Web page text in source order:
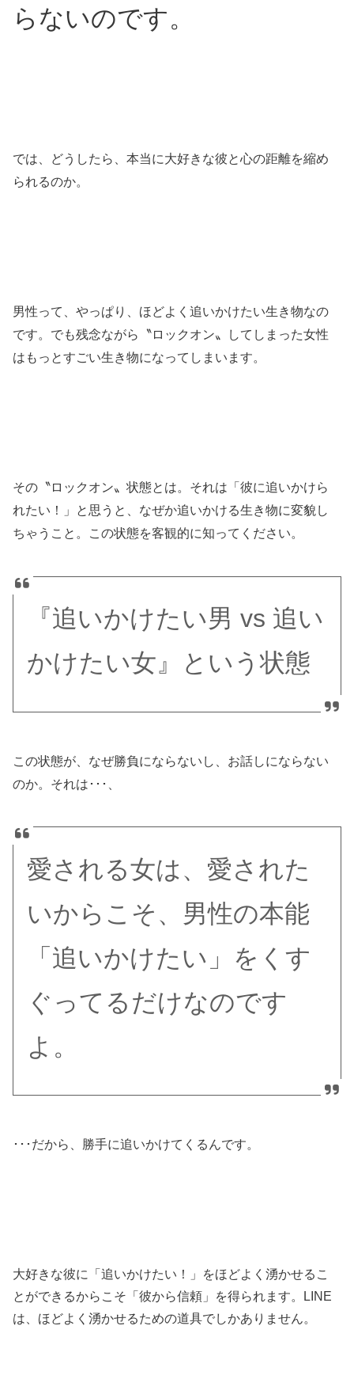
らないのです。
では、どうしたら、本当に大好きな彼と心の距離を縮め
られるのか。
男性って、やっぱり、ほどよく追いかけたい生き物なの
です。でも残念ながら〝ロックオン〟してしまった女性
はもっとすごい生き物になってしまいます。
その〝ロックオン〟状態とは。それは「彼に追いかけら
れたい！」と思うと、なぜか追いかける生き物に変貌し
ちゃうこと。この状態を客観的に知ってください。
『追いかけたい男 vs 追い
かけたい女』という状態
この状態が、なぜ勝負にならないし、 お話しにならない
のか。それは･･･、
愛される女は、愛された
いからこそ、男性の本能
「追いかけたい」をくす
ぐってるだけなのです
よ。
･･･だから、勝手に追いかけてくるんです。
大好きな彼に「追いかけたい！」をほどよく湧かせるこ
とができるからこそ「彼から信頼」を得られます。LINE
は、ほどよく湧かせるための道具でしかありません。